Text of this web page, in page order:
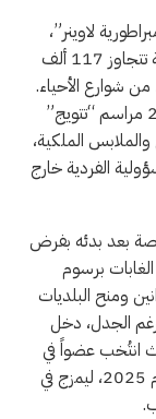
لاوينر”،
مستحوذاً على 148 قطعة أرض بمساحة إجمالية تتجاوز 117 ألف
شوارع الأحياء.
ولم يكتفِ بالتملك العقاري، بل نظم في عام 2019 مراسم “تتويج”
الملكية،
الفردية خارج
بعد بدئه بفرض
برسوم
ومنح البلديات
الجدل، دخل
انتُخب عضواً في
المجلس التشريعي لبلدية “بورغدورف” مطلع عام 2025، ليمزج في